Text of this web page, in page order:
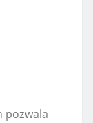
pozwala